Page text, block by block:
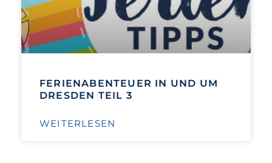
FERIENABENTEUER IN UND UM
DRESDEN TEIL 3
WEITERLESEN